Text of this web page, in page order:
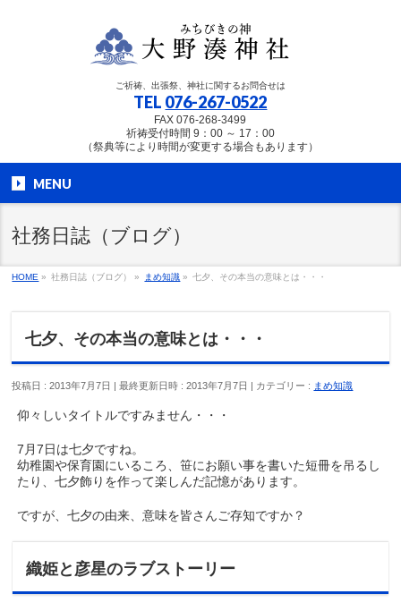
ご祈祷、出張祭、神社に関するお問合せは
TEL 076-267-0522
FAX 076-268-3499
祈祷受付時間 9：00 ～ 17：00
（祭典等により時間が変更する場合もあります）
MENU
社務日誌（ブログ）
HOME » 社務日誌（ブログ） » まめ知識 » 七夕、その本当の意味とは・・・
七夕、その本当の意味とは・・・
投稿日 : 2013年7月7日 最終更新日時 : 2013年7月7日 カテゴリー : まめ知識
仰々しいタイトルですみません・・・
7月7日は七夕ですね。
幼稚園や保育園にいるころ、笹にお願い事を書いた短冊を吊るし
たり、七夕飾りを作って楽しんだ記憶があります。
ですが、七夕の由来、意味を皆さんご存知ですか？
織姫と彦星のラブストーリー